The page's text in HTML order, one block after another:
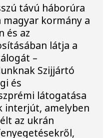
távú háborúra
magyar kormány a
és az
látja a
–
Szijjártó
és
látogatása
interjút, amelyben
az ukrán